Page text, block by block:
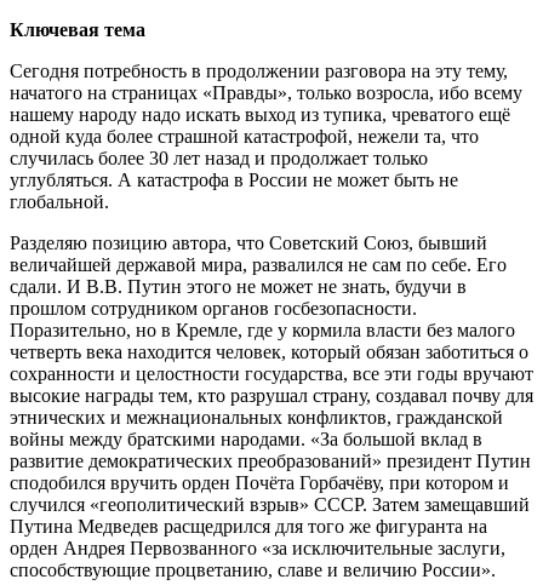
Ключевая тема
Сегодня потребность в продолжении разговора на эту тему,
начатого на страницах «Правды», только возросла, ибо всему
нашему народу надо искать выход из тупика, чреватого ещё
одной куда более страшной катастрофой, нежели та, что
случилась более 30 лет назад и продолжает только
углубляться. А катастрофа в России не может быть не
глобальной.
Разделяю позицию автора, что Советский Союз, бывший
величайшей державой мира, развалился не сам по себе. Его
сдали. И В.В. Путин этого не может не знать, будучи в
прошлом сотрудником органов госбезопасности.
Поразительно, но в Кремле, где у кормила власти без малого
четверть века находится человек, который обязан заботиться о
сохранности и целостности государства, все эти годы вручают
высокие награды тем, кто разрушал страну, создавал почву для
этнических и межнациональных конфликтов, гражданской
войны между братскими народами. «За большой вклад в
развитие демократических преобразований» президент Путин
сподобился вручить орден Почёта Горбачёву, при котором и
случился «геополитический взрыв» СССР. Затем замещавший
Путина Медведев расщедрился для того же фигуранта на
орден Андрея Первозванного «за исключительные заслуги,
способствующие процветанию, славе и величию России».